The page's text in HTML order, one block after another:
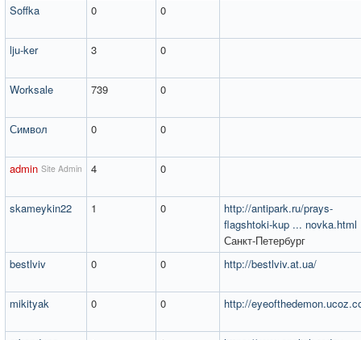
Soffka 0 0
lju-ker 3 0
Worksale 739 0
Символ 0 0
admin Site Admin 4 0
skameykin22 1 0
http://antipark.ru/prays-
flagshtoki-kup ... novka.html
Санкт-Петербург
bestlviv
0 0 http://bestlviv.at.ua/
mikityak 0 0 http://